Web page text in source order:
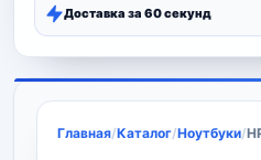
Доставка за 60 секунд
Главная/Каталог/Ноутбуки/